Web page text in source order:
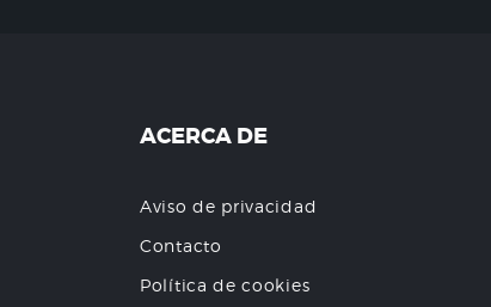
ACERCA DE
Aviso de privacidad
Contacto
Política de cookies